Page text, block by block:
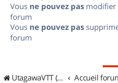
Vous ne pouvez pas modifier
forum
Vous ne pouvez pas
forum
UtagawaVTT (Randos VTT et VTTAE avec traces GPS) Accueil